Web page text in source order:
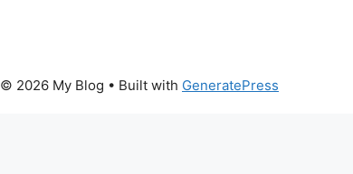
© 2026 My Blog • Built with GeneratePress